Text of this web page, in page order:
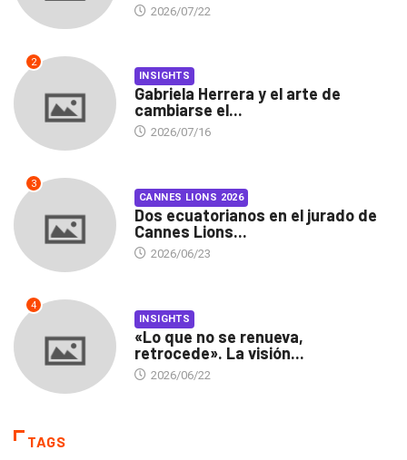
2026/07/22
2
INSIGHTS
Gabriela Herrera y el arte de
cambiarse el...
2026/07/16
3
CANNES LIONS 2026
Dos ecuatorianos en el jurado de
Cannes Lions...
2026/06/23
4
INSIGHTS
«Lo que no se renueva,
retrocede». La visión...
2026/06/22
TAGS